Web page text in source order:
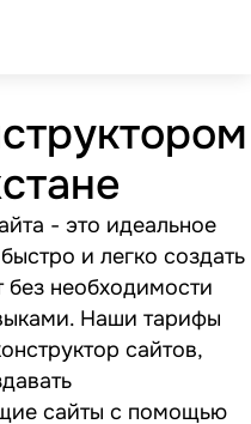
- это идеальное
и легко создать
без необходимости
Наши тарифы
сайтов,
сайты с помощью